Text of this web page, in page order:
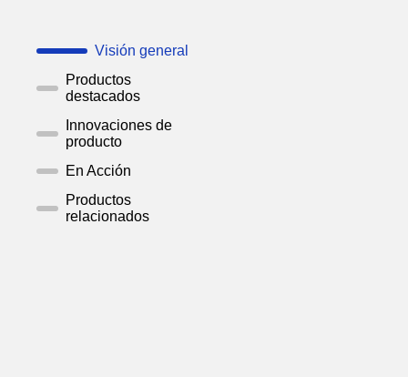
Visión general
Productos
destacados
Innovaciones de
producto
En Acción
Productos
relacionados